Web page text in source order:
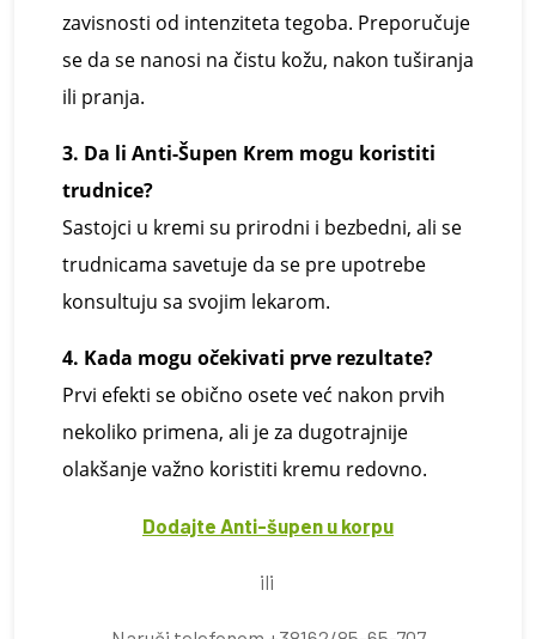
zavisnosti od intenziteta tegoba. Preporučuje
se da se nanosi na čistu kožu, nakon tuširanja
ili pranja.
3. Da li Anti-Šupen Krem mogu koristiti
trudnice?
Sastojci u kremi su prirodni i bezbedni, ali se
trudnicama savetuje da se pre upotrebe
konsultuju sa svojim lekarom.
4. Kada mogu očekivati prve rezultate?
Prvi efekti se obično osete već nakon prvih
nekoliko primena, ali je za dugotrajnije
olakšanje važno koristiti kremu redovno.
Dodajte Anti-šupen u korpu
ili